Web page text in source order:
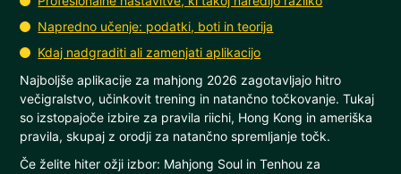
Napredno učenje: podatki, boti in teorija
Kdaj nadgraditi ali zamenjati aplikacijo
Najboljše aplikacije za mahjong 2026 zagotavljajo hitro
večigralstvo, učinkovit trening in natančno točkovanje. Tukaj
so izstopajoče izbire za pravila riichi, Hong Kong in ameriška
pravila, skupaj z orodji za natančno spremljanje točk.
Če želite hiter ožji izbor: Mahjong Soul in Tenhou za